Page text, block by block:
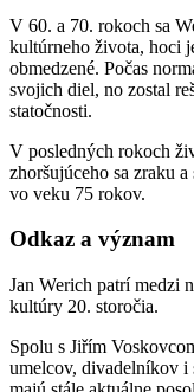
V 60. a 70. rokoch sa
kultúrneho života, hoci
obmedzené. Počas
svojich diel, no zostal
statočnosti.
V posledných rokoch
zhoršujúceho sa zraku
vo veku 75 rokov.
Odkaz a význam
Jan Werich patrí medzi
kultúry 20. storočia.
Spolu s Jiřím
umelcov, divadelníkov i